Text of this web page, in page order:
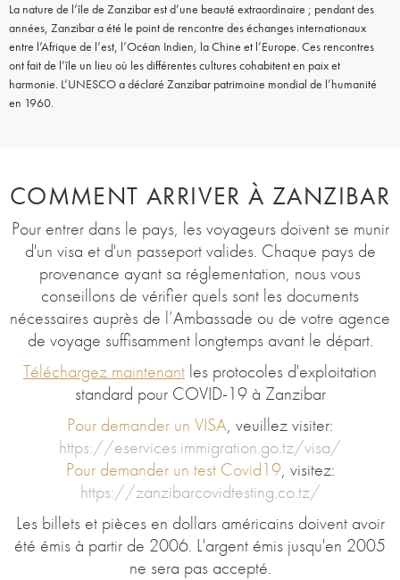
La nature de l’île de Zanzibar est d’une beauté extraordinaire ; pendant des
années, Zanzibar a été le point de rencontre des échanges internationaux
entre l’Afrique de l’est, l’Océan Indien, la Chine et l’Europe. Ces rencontres
ont fait de l’île un lieu où les différentes cultures cohabitent en paix et
harmonie. L’UNESCO a déclaré Zanzibar patrimoine mondial de l’humanité
en 1960.
COMMENT ARRIVER À ZANZIBAR
Pour entrer dans le pays, les voyageurs doivent se munir
d'un visa et d'un passeport valides. Chaque pays de
provenance ayant sa réglementation, nous vous
conseillons de vérifier quels sont les documents
nécessaires auprès de l’Ambassade ou de votre agence
de voyage suffisamment longtemps avant le départ.
Téléchargez maintenant les protocoles d'exploitation
standard pour COVID-19 à Zanzibar
Pour demander un VISA, veuillez visiter:
https://eservices.immigration.go.tz/visa/
Pour demander un test Covid19, visitez:
https://zanzibarcovidtesting.co.tz/
Les billets et pièces en dollars américains doivent avoir
été émis à partir de 2006. L'argent émis jusqu'en 2005
ne sera pas accepté.